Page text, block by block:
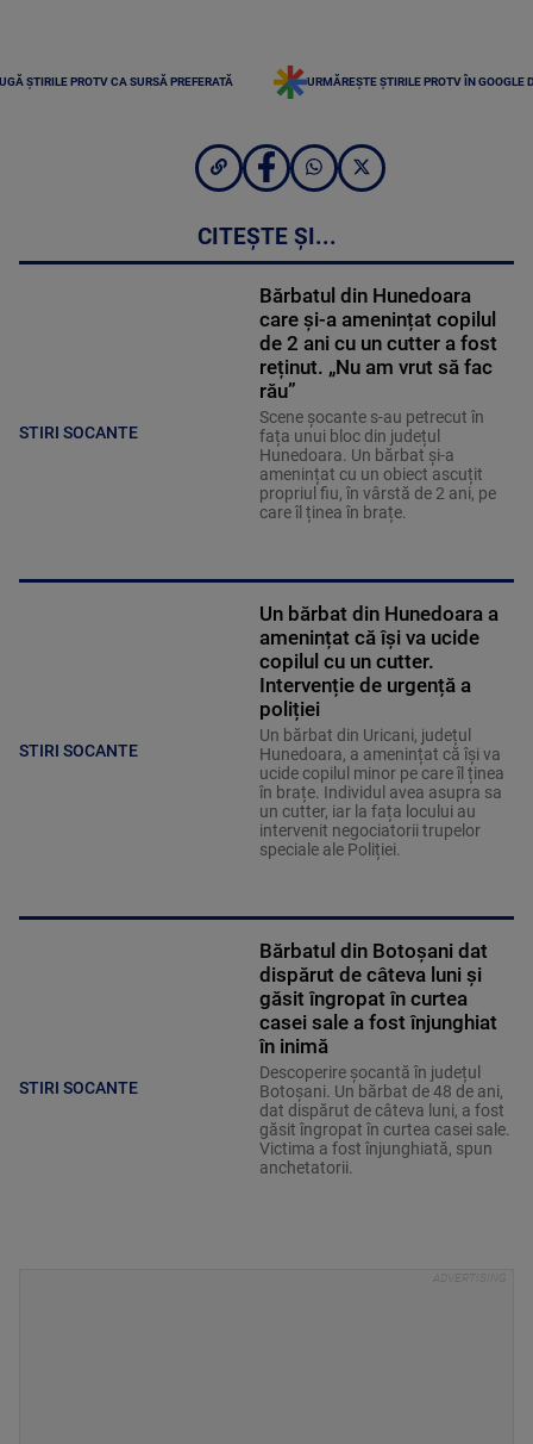
ȘTIRILE PROTV CA SURSĂ PREFERATĂ URMĂREȘTE ȘTIRILE PROTV ÎN GOOGLE
CITEȘTE ȘI...
STIRI SOCANTE
Bărbatul din Hunedoara
care și-a amenințat copilul
de 2 ani cu un cutter a fost
reținut. „Nu am vrut să fac
rău”
Scene șocante s-au petrecut în
fața unui bloc din județul
Hunedoara. Un bărbat și-a
amenințat cu un obiect ascuțit
propriul fiu, în vârstă de 2 ani, pe
care îl ținea în brațe.
STIRI SOCANTE
Un bărbat din Hunedoara a
amenințat că își va ucide
copilul cu un cutter.
Intervenție de urgență a
poliției
Un bărbat din Uricani, județul
Hunedoara, a amenințat că își va
ucide copilul minor pe care îl ținea
în brațe. Individul avea asupra sa
un cutter, iar la fața locului au
intervenit negociatorii trupelor
speciale ale Poliției.
STIRI SOCANTE
Bărbatul din Botoșani dat
dispărut de câteva luni și
găsit îngropat în curtea
casei sale a fost înjunghiat
în inimă
Descoperire șocantă în județul
Botoșani. Un bărbat de 48 de ani,
dat dispărut de câteva luni, a fost
găsit îngropat în curtea casei sale.
Victima a fost înjunghiată, spun
anchetatorii.